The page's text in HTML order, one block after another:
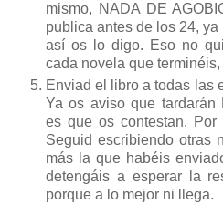
mismo, NADA DE
publica antes de los 24,
así os lo digo. Eso no
cada novela que
Enviad el libro a todas las
Ya os aviso que tardarán
es que os contestan.
Seguid escribiendo otras
más la que habéis
detengáis a esperar la
porque a lo mejor ni llega.